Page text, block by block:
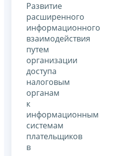
Развитие
расширенного
информационного
взаимодействия
путем
организации
доступа
налоговым
органам
к
информационным
системам
плательщиков
в